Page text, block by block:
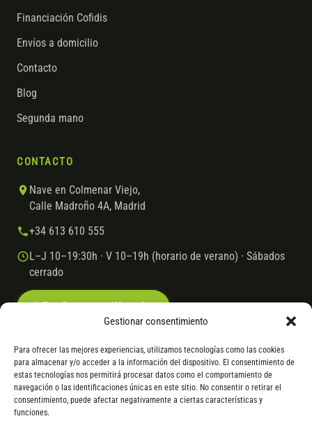
Gestionar consentimiento
Para ofrecer las mejores experiencias, utilizamos tecnologías como las cookies
para almacenar y/o acceder a la información del dispositivo. El consentimiento de
estas tecnologías nos permitirá procesar datos como el comportamiento de
navegación o las identificaciones únicas en este sitio. No consentir o retirar el
consentimiento, puede afectar negativamente a ciertas características y
funciones.
Financiación Cofidis
Envíos a domicilio
Contacto
Blog
Segunda mano
CONTACTO
Nave en Colmenar Viejo,
Calle Madroño 4A, Madrid
+34 613 610 555
L–J 10–19:30h · V 10–19h (horario de verano) · Sábados
cerrado
© 2026 Ebike.esAviso legal Política de cookies
VISA Mastercard Transferencia Cofidis